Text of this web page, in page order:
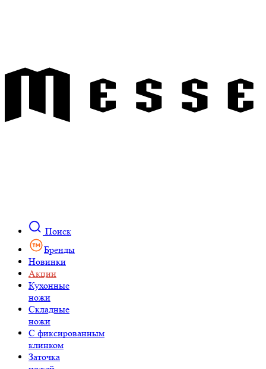
Поиск
Бренды
Новинки
Акции
Кухонные
ножи
Складные
ножи
C фиксированным
клинком
Заточка